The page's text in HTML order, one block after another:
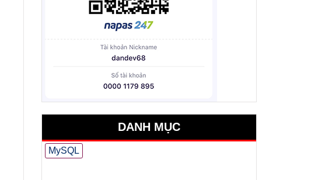
DANH MỤC
MySQL